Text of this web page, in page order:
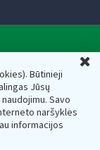
Būtinieji
Jūsų
Savo
naršyklės
informacijos
el.paštas:
Lietuvos
Juridinių